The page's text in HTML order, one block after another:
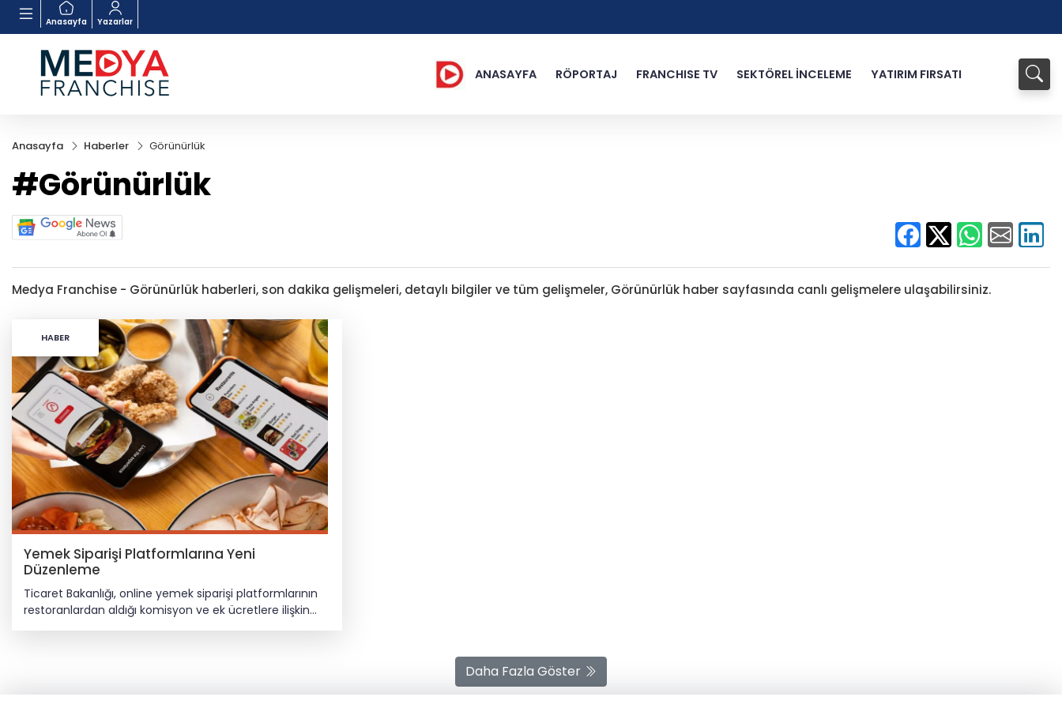
Anasayfa Yazarlar
ANASAYFA RÖPORTAJ FRANCHISE TV SEKTÖREL İNCELEME YATIRIM FIRSATI
Anasayfa Haberler Görünürlük
#Görünürlük
Medya Franchise - Görünürlük haberleri, son dakika gelişmeleri, detaylı bilgiler ve tüm gelişmeler, Görünürlük haber sayfasında canlı gelişmelere ulaşabilirsiniz.
HABER
Yemek Siparişi Platformlarına Yeni
Düzenleme
Ticaret Bakanlığı, online yemek siparişi platformlarının
restoranlardan aldığı komisyon ve ek ücretlere ilişkin
yeni bir düzenleme hazırladı. Ticaret Bakanlığı, online
görünürlük gibi tüm kesintiler hem satıcı panelinde
Daha Fazla Göster